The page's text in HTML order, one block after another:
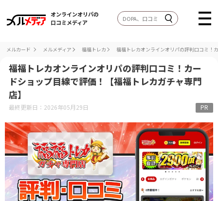
オンラインオリパの
口コミメディア
メルカード メルメディア 福福トレカ 福福トレカオンラインオリパの評判口コミ！
福福トレカオンラインオリパの評判口コミ！カー
ドショップ目線で評価！【福福トレカガチャ専門
店】
最終更新日：2026年05月29日 PR